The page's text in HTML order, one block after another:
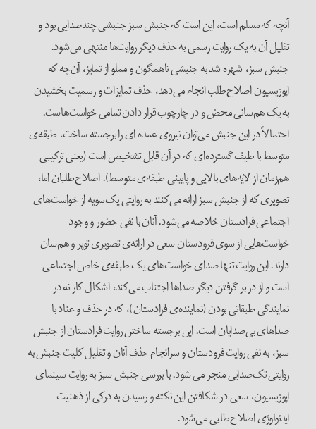
آنچه که مسلم است، این است که جنبش سبز جنبشی چندصدایی بود و
تقلیل آن به یک روایت رسمی به حذف دیگر روایت‌ها منتهی می‌شود.
جنبش سبز، شهره شد به جنبشی ناهمگون و مملو از تمایز، آن‌چه که
اپوزیسیون اصلاح‌طلب انجام می‌دهد، حذف تمایزات و رسمیت بخشیدن
به یک هم‌سانی محض و در چارچوب قرار دادن تمامی خواست‌هاست.
احتمالاً در این جنبش می‌توان نیروی عمده ای را برجسته ساخت، طبقه‌ی
متوسط با طیف گسترده‌ای که در آن قابل تشخیص است (یعنی ترکیبی
هم‌زمان از لایه‌های بالایی و پایینی طبقه‌ی متوسط). اصلاح‌طلبان اما،
تصویری که از جنبش سبز ارائه می‌کنند به روایتی یک‌سویه از خواست‌های
اجتماعی فرادستان خلاصه می‌شود. آنان با نفی حضور و وجود
خواست‌هایی از سوی فرودستان سعی در ارائه‌ی تصویری توپر و هم‌سان
دارند. این روایت تنها صدای خواست‌های یک طبقه‌ی خاص اجتماعی
است و از در بر گرفتن دیگر صداها اجتناب می‌کند، اشکال کار نه در
نمایندگی طبقاتی بودن (نماینده‌ی فرادستان)، که در حذف و عناد با
صداهای بی‌صدایان است. این برجسته ساختن روایت فرادستان از جنبش
سبز، به نفی روایت فرودستان و سرانجام حذف آنان و تقلیل کلیت جنبش به
روایتی تک‌صدایی منجر می شود. با بررسی جنبش سبز به روایت سینمای
اپوزیسیون، سعی در شکافتن این نکته و رسیدن به درکی از ذهنیت
ایدئولوژی اصلاح‌طلبی می‌شود.